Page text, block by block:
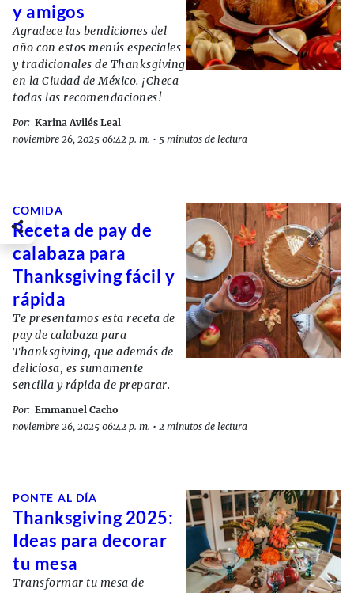
y amigos
Agradece las bendiciones del
año con estos menús especiales
y tradicionales de Thanksgiving
en la Ciudad de México. ¡Checa
todas las recomendaciones!
Por: Karina Avilés Leal
noviembre 26, 2025 06:42 p. m. • 5 minutos de lectura
COMIDA
Receta de pay de
calabaza para
Thanksgiving fácil y
rápida
Te presentamos esta receta de
pay de calabaza para
Thanksgiving, que además de
deliciosa, es sumamente
sencilla y rápida de preparar.
Por: Emmanuel Cacho
noviembre 26, 2025 06:42 p. m. • 2 minutos de lectura
PONTE AL DÍA
Thanksgiving 2025:
Ideas para decorar
tu mesa
Transformar tu mesa de